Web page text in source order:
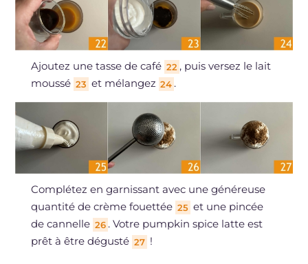
Ajoutez une tasse de café 22 , puis versez le lait
moussé 23 et mélangez 24 .
Complétez en garnissant avec une généreuse
quantité de crème fouettée 25 et une pincée
de cannelle 26 . Votre pumpkin spice latte est
prêt à être dégusté 27 !